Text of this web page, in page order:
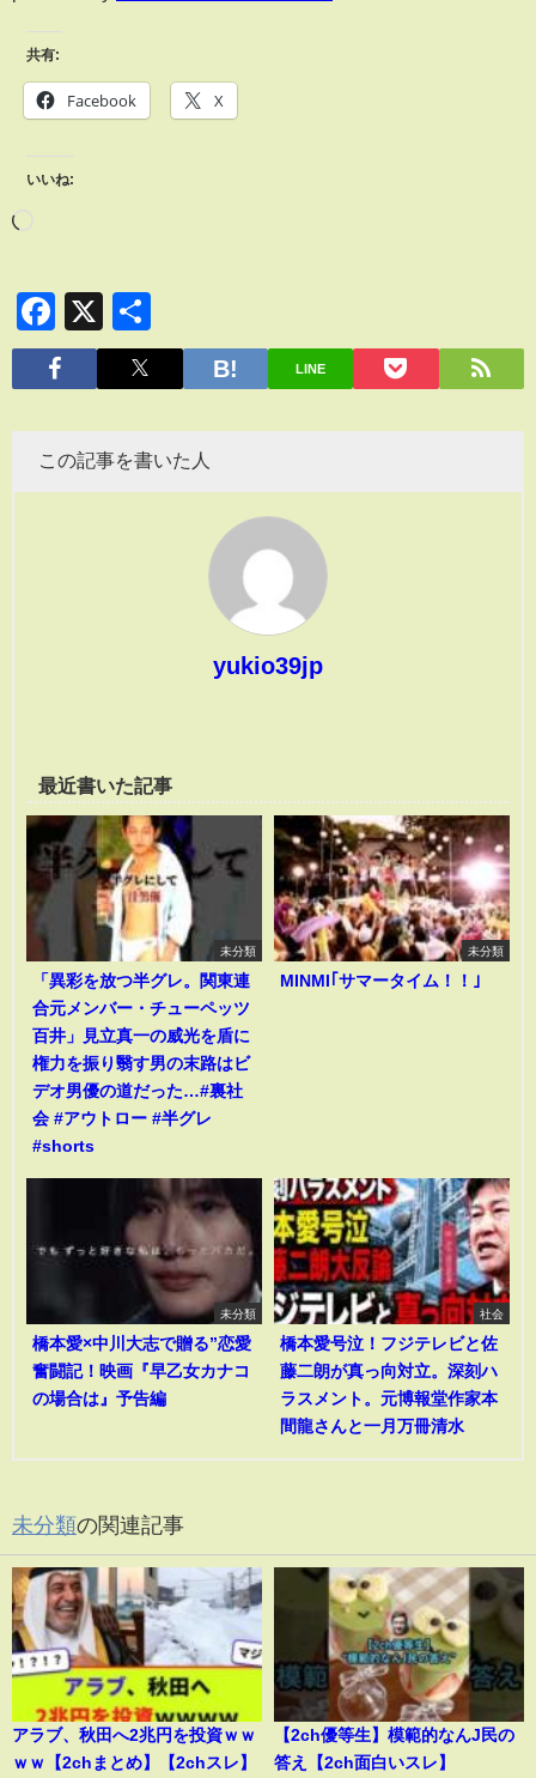
共有:
Facebook X
いいね:
Facebook
X
有
LINE
この記事を書いた人
yukio39jp
最近書いた記事
未分類
「異彩を放つ半グレ。関東連
合元メンバー・チューペッツ
百井」見立真一の威光を盾に
権力を振り翳す男の末路はビ
デオ男優の道だった…#裏社
会 #アウトロー #半グレ
#shorts
未分類
MINMI｢サマータイム！！｣
未分類
橋本愛×中川大志で贈る”恋愛
奮闘記！映画『早乙女カナコ
の場合は』予告編
社会
橋本愛号泣！フジテレビと佐
藤二朗が真っ向対立。深刻ハ
ラスメント。元博報堂作家本
間龍さんと一月万冊清水
未分類の関連記事
アラブ、秋田へ2兆円を投資ｗｗ
ｗｗ【2chまとめ】【2chスレ】
【2ch優等生】模範的なんJ民の
答え【2ch面白いスレ】